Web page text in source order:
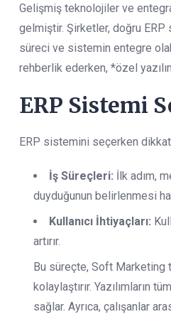
Gelişmiş teknolojiler ve
gelmiştir. Şirketler, doğru
süreci ve sistemin entegre
rehberlik ederken, *özel
ERP Sistemi
ERP sistemini seçerken
İş Süreçleri: İlk adım,
duyduğunun belirlenmesi
Kullanıcı İhtiyaçları:
artırır.
Bu süreçte, Soft Marketing
kolaylaştırır. Yazılımların
sağlar. Ayrıca, çalışanlar